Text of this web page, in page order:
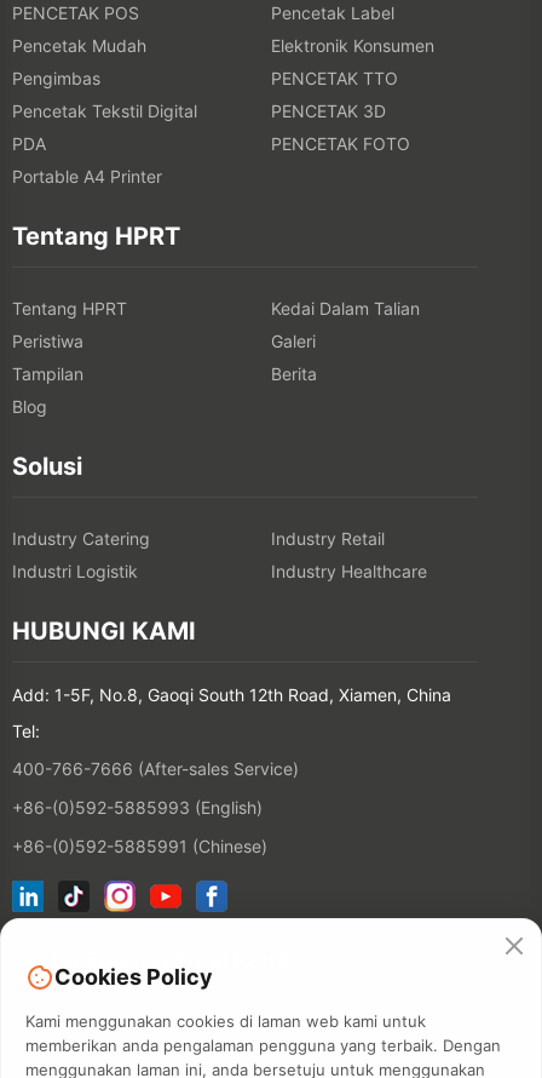
PENCETAK POS
Pencetak Label
Pencetak Mudah
Elektronik Konsumen
Pengimbas
PENCETAK TTO
Pencetak Tekstil Digital
PENCETAK 3D
PDA
PENCETAK FOTO
Portable A4 Printer
Tentang HPRT
Tentang HPRT
Kedai Dalam Talian
Peristiwa
Galeri
Tampilan
Berita
Blog
Solusi
Industry Catering
Industry Retail
Industri Logistik
Industry Healthcare
HUBUNGI KAMI
Add: 1-5F, No.8, Gaoqi South 12th Road, Xiamen, China
Tel:
400-766-7666 (After-sales Service)
+86-(0)592-5885993 (English)
+86-(0)592-5885991 (Chinese)
Sertai Senarai Emel Kami
Cookies Policy
Kami menggunakan cookies di laman web kami untuk
memberikan anda pengalaman pengguna yang terbaik. Dengan
menggunakan laman ini, anda bersetuju untuk menggunakan